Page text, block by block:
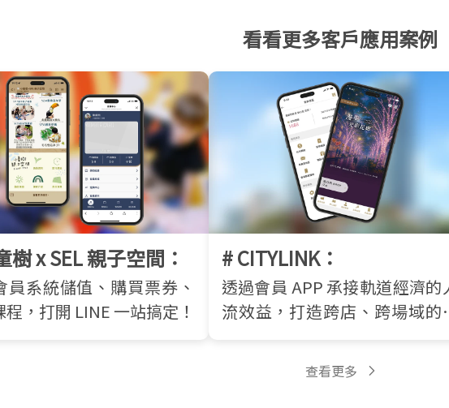
看看更多客戶應用案例
樹 x SEL 親子空間：
員系統儲值、購買票券、
程，打開 LINE 一站搞定！
# CITYLINK：
透過會員 APP 承接軌道經濟的
流效益，打造跨店、跨場域的
查看更多